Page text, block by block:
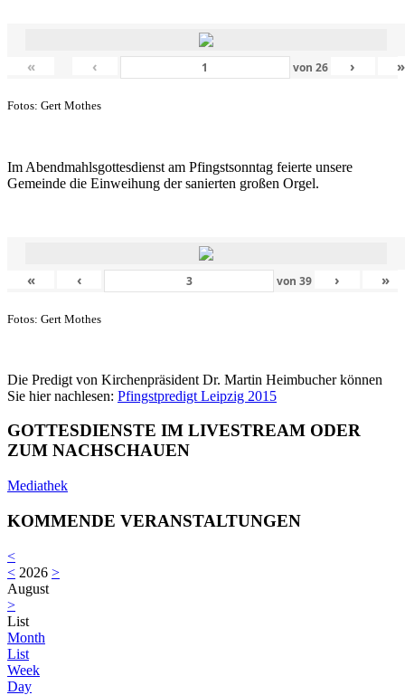
« ‹ von 26 › »
Fotos: Gert Mothes
Im Abendmahlsgottesdienst am Pfingstsonntag feierte unsere
Gemeinde die Einweihung der sanierten großen Orgel.
« ‹ von39 › »
Fotos: Gert Mothes
Die Predigt von Kirchenpräsident Dr. Martin Heimbucher können
Sie hier nachlesen: Pfingstpredigt Leipzig 2015
GOTTESDIENSTE IM LIVESTREAM ODER
ZUM NACHSCHAUEN
Mediathek
KOMMENDE VERANSTALTUNGEN
<
< 2026 >
August
>
List
Month
List
Week
Day